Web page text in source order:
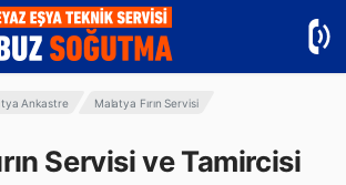
Ankastre Malatya Fırın Servisi
Servisi ve Tamircisi